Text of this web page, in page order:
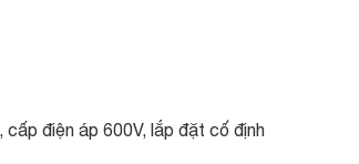
điện áp 600V, lắp đặt cố định